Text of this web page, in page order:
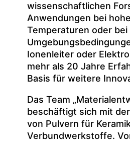
wissenschaftlichen
Anwendungen bei
Temperaturen oder bei
Ionenleiter oder
mehr als 20 Jahre
Basis für weitere
Das Team
beschäftigt sich mit
von Pulvern für
Verbundwerkstoffe.